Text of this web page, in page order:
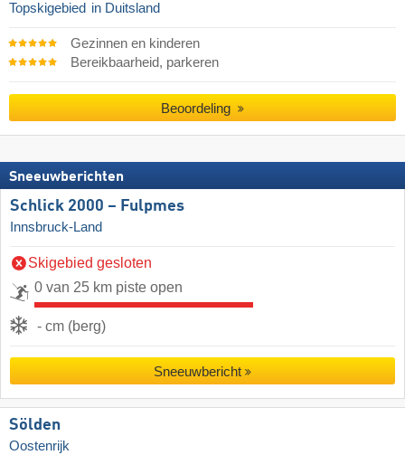
Topskigebied in Duitsland
Gezinnen en kinderen
Bereikbaarheid, parkeren
Beoordeling
Sneeuwberichten
Schlick 2000 – Fulpmes
Innsbruck-Land
Skigebied gesloten
0 van 25 km piste open
- cm (berg)
Sneeuwbericht
Sölden
Oostenrijk